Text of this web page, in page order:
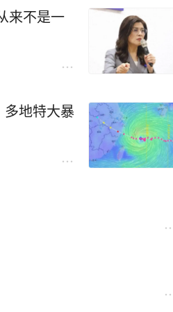
来不是一
多地特大暴